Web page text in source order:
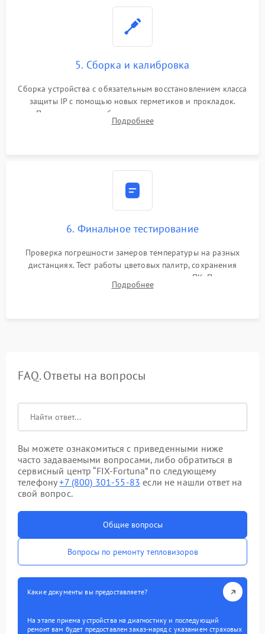
5. Сборка и калибровка
Сборка устройства с обязательным восстановлением класса
защиты IP с помощью новых герметиков и прокладок.
Программная калибровка матрицы по эталонному
абсолютно черному телу для точного измерения температур.
Подробнее
6. Финальное тестирование
Проверка погрешности замеров температуры на разных
дистанциях. Тест работы цветовых палитр, сохранения
термограмм в память и передачи данных на ПК. Проверка
автономности работы и итоговый контроль качества.
Подробнее
FAQ. Ответы на вопросы
Вы можете ознакомиться с приведенными ниже
часто задаваемыми вопросами, либо обратиться в
сервисный центр “FIX-Fortuna” по следующему
телефону+7 (800) 301-55-83 если не нашли ответ на
свой вопрос.
Общие вопросы
Вопросы по ремонту тепловизоров
Какие документы вы предоставляете?
На этапе приема устройства на диагностику и последующий
ремонт вам будет предоставлен заказ-наряд с указанием страховых